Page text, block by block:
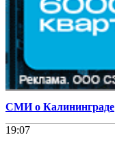
СМИ о Калининграде
19:07